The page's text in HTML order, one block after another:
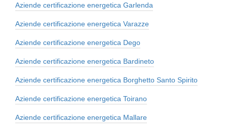
Aziende certificazione energetica Garlenda
Aziende certificazione energetica Varazze
Aziende certificazione energetica Dego
Aziende certificazione energetica Bardineto
Aziende certificazione energetica Borghetto Santo Spirito
Aziende certificazione energetica Toirano
Aziende certificazione energetica Mallare